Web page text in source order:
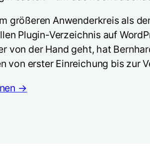
größeren Anwenderkreis als
Plugin-Verzeichnis auf
von der Hand geht, hat
von erster Einreichung bis zur
→